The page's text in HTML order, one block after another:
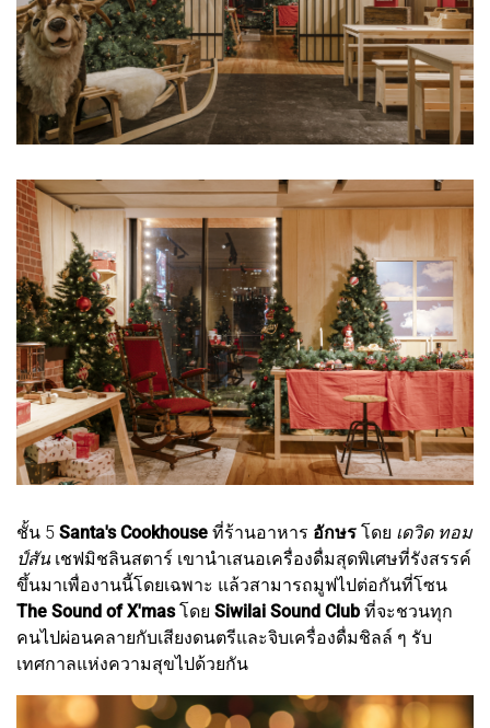
ชั้น 5 Santa's Cookhouse ที่ร้านอาหาร อักษร โดย เดวิด ทอม
ป์สัน เชฟมิชลินสตาร์ เขานำเสนอเครื่องดื่มสุดพิเศษที่รังสรรค์
ขึ้นมาเพื่องานนี้โดยเฉพาะ แล้วสามารถมูฟไปต่อกันที่โซน
The Sound of X'masโดย Siwilai Sound Club ที่จะชวนทุก
คนไปผ่อนคลายกับเสียงดนตรีและจิบเครื่องดื่มชิลล์ ๆ รับ
เทศกาลแห่งความสุขไปด้วยกัน